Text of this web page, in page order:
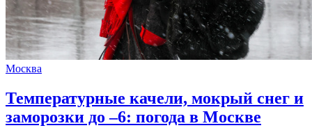
Москва
Температурные качели, мокрый снег и
заморозки до –6: погода в Москве